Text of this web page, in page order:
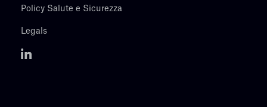
Policy Salute e Sicurezza
Legals